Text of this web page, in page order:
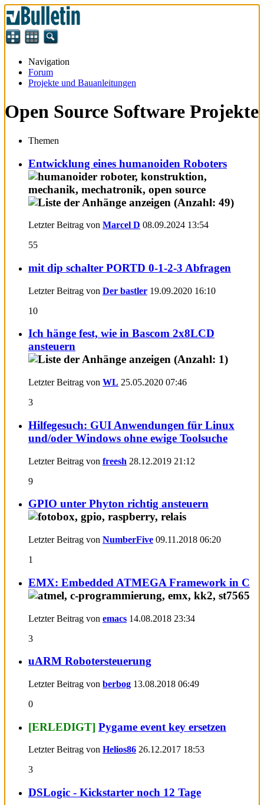
Navigation
Forum
Projekte und Bauanleitungen
Open Source Software Projekte
Themen
Entwicklung eines humanoiden Roboters
Letzter Beitrag von Marcel D 08.09.2024 13:54
55
mit dip schalter PORTD 0-1-2-3 Abfragen
Letzter Beitrag von Der bastler 19.09.2020 16:10
10
Ich hänge fest, wie in Bascom 2x8LCD
ansteuern
Letzter Beitrag von WL 25.05.2020 07:46
3
Hilfegesuch: GUI Anwendungen für Linux
und/oder Windows ohne ewige Toolsuche
Letzter Beitrag von freesh 28.12.2019 21:12
9
GPIO unter Phyton richtig ansteuern
Letzter Beitrag von NumberFive 09.11.2018 06:20
1
EMX: Embedded ATMEGA Framework in C
Letzter Beitrag von emacs 14.08.2018 23:34
3
uARM Robotersteuerung
Letzter Beitrag von berbog 13.08.2018 06:49
0
[ERLEDIGT] Pygame event key ersetzen
Letzter Beitrag von Helios86 26.12.2017 18:53
3
DSLogic - Kickstarter noch 12 Tage